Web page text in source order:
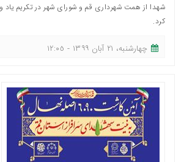
شهدا از همت شهرداری قم و شورای شهر در تکریم یاد
کرد.
چهارشنبه، ٢١ آبان ١٣٩٩ - ١٢:٠٥